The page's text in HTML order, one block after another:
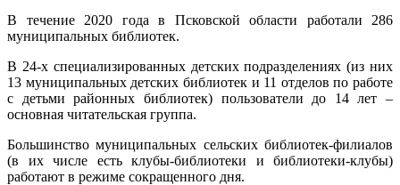
В течение 2020 года в Псковской области работали 286
муниципальных библиотек.
В 24-х специализированных детских подразделениях (из них
13 муниципальных детских библиотек и 11 отделов по работе
с детьми районных библиотек) пользователи до 14 лет –
основная читательская группа.
Большинство муниципальных сельских библиотек-филиалов
(в их числе есть клубы-библиотеки и библиотеки-клубы)
работают в режиме сокращенного дня.